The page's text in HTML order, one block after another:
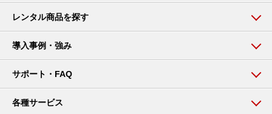
レンタル商品を探す
導入事例・強み
サポート・FAQ
各種サービス